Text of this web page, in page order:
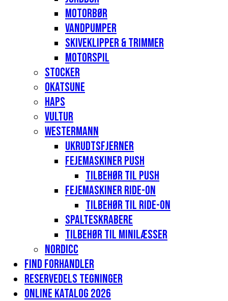
Motorbør
Vandpumper
Skiveklipper & Trimmer
Motorspil
Stocker
Okatsune
Haps
Vultur
Westermann
Ukrudtsfjerner
Fejemaskiner Push
Tilbehør til push
Fejemaskiner Ride-on
Tilbehør til Ride-on
Spalteskrabere
Tilbehør til minilæsser
Nordicc
Find forhandler
Reservedels tegninger
Online katalog 2026